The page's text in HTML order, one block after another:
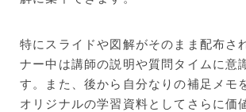
特にスライドや図解がそのまま配布さ
ナー中は講師の説明や質問タイムに意
す。また、後から自分なりの補足メモ
オリジナルの学習資料としてさらに価